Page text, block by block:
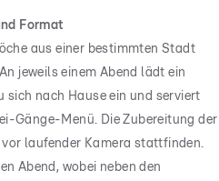
Format
aus einer bestimmten Stadt
jeweils einem Abend lädt ein
sich nach Hause ein und serviert
Gänge-Menü. Die Zubereitung der
laufender Kamera stattfinden.
Abend, wobei neben den